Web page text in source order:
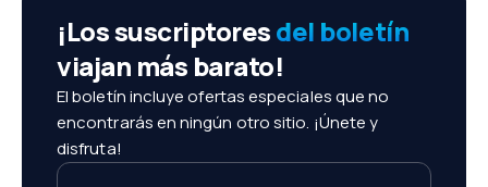
¡Los suscriptoresdel boletín
viajan más barato!
El boletín incluye ofertas especiales que no
encontrarás en ningún otro sitio. ¡Únete y
disfruta!
Tu dirección de email